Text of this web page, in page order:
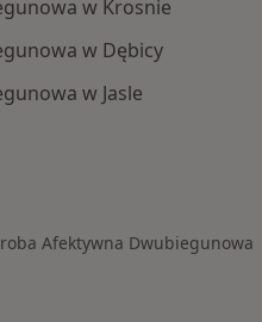
w Krosnie
w Dębicy
w Jasle
Afektywna Dwubiegunowa